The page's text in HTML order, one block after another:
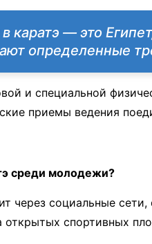
каратэ — это
определенные
и специальной
приемы ведения
среди молодежи?
через социальные
открытых спортивных